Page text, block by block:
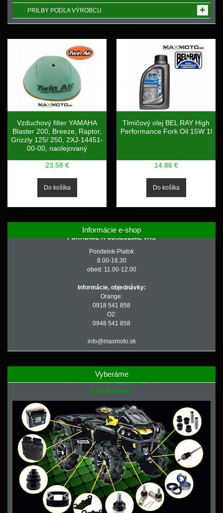
PRILBY PODĽA VÝROBCU
Vzduchový filter YAMAHA
Blaster 200, Breeze, Raptor,
Grizzly 125/ 250, 2XJ-14451-
00-00, naolejovaný
23,58 €
Tlmičový olej BEL RAY High
Performance Fork Oil 15W 1l
14,86 €
Informácie e-shop
PORADÍME A OBSLÚŽIME VÁS
Pondelok-Piatok
8.00-16.30
obed: 11.00-12.00
Informácie, objednávky:
Orange:
0918 541 858
O2:
0948 541 858
info@maxmoto.sk
Vyberáme
NÁHRADNÉ DIELY PRE
ŠTVORKOLKY